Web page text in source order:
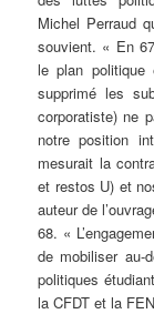
Michel Perraud
souvient. « En
le plan politique
supprimé les
corporatiste) ne
notre position
mesurait la
et restos U) et
auteur de
68. «
de mobiliser au-
politiques
la CFDT et la